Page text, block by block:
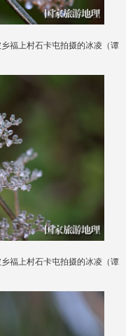
福上村石卡屯拍摄的冰凌（谭
福上村石卡屯拍摄的冰凌（谭